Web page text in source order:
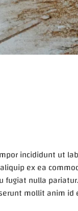
incididunt ut
ex ea
fugiat nulla pariatur.
mollit anim id